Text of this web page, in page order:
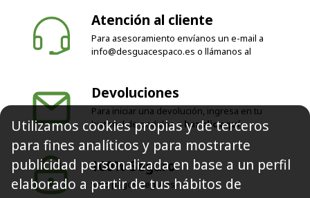
Atención al cliente
Para asesoramiento envíanos un e-mail a
info@desguacespaco.es o llámanos al
Devoluciones
Para iniciar una devolución, ingresa en tu
historial de pedidos o haz clic aquí
100% Seguro
Solo pagos seguros
Utilizamos cookies propias y de terceros
para fines analíticos y para mostrarte
publicidad personalizada en base a un perfil
elaborado a partir de tus hábitos de